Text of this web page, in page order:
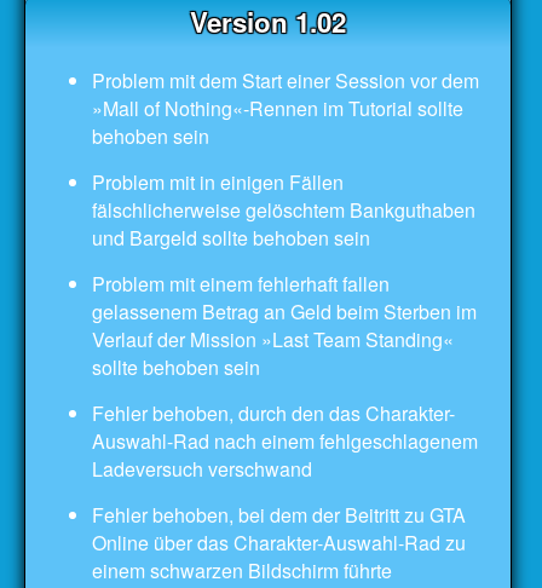
Version 1.02
Problem mit dem Start einer Session vor dem
»Mall of Nothing«-Rennen im Tutorial sollte
behoben sein
Problem mit in einigen Fällen
fälschlicherweise gelöschtem Bankguthaben
und Bargeld sollte behoben sein
Problem mit einem fehlerhaft fallen
gelassenem Betrag an Geld beim Sterben im
Verlauf der Mission »Last Team Standing«
sollte behoben sein
Fehler behoben, durch den das Charakter-
Auswahl-Rad nach einem fehlgeschlagenem
Ladeversuch verschwand
Fehler behoben, bei dem der Beitritt zu GTA
Online über das Charakter-Auswahl-Rad zu
einem schwarzen Bildschirm führte